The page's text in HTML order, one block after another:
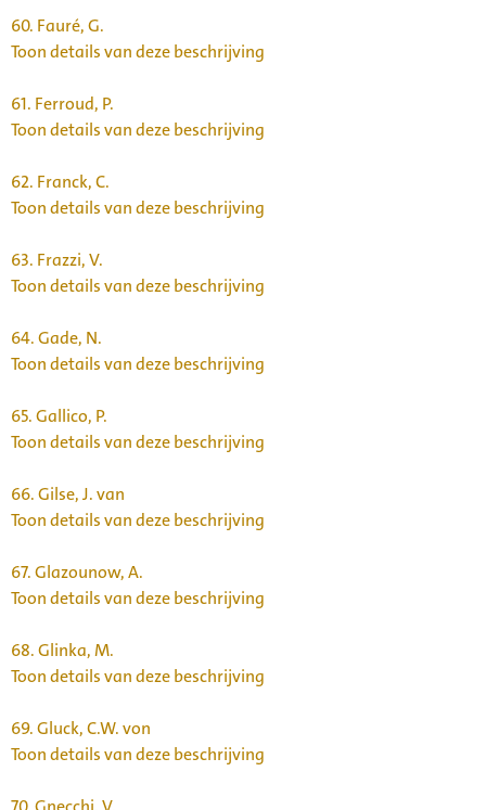
60. Fauré, G.
Toon details van deze beschrijving
61. Ferroud, P.
Toon details van deze beschrijving
62. Franck, C.
Toon details van deze beschrijving
63. Frazzi, V.
Toon details van deze beschrijving
64.Gade, N.
Toon details van deze beschrijving
65.Gallico, P.
Toon details van deze beschrijving
66.Gilse, J. van
Toon details van deze beschrijving
67.Glazounow, A.
Toon details van deze beschrijving
68.Glinka, M.
Toon details van deze beschrijving
69.Gluck, C.W. von
Toon details van deze beschrijving